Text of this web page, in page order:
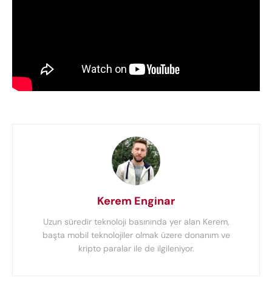
Kerem Enginar
Uzun süredir teknoloji basınında yer alan Kerem,
başta mobil teknolojiler olmak üzere donanım ve
kripto paralar ile de ilgileniyor.